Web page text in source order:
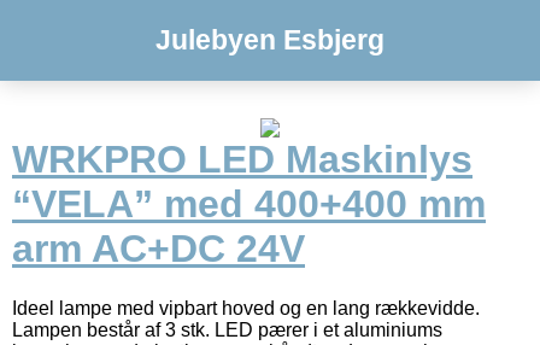
Julebyen Esbjerg
WRKPRO LED Maskinlys
“VELA” med 400+400 mm
arm AC+DC 24V
Ideel lampe med vipbart hoved og en lang rækkevidde.
Lampen består af 3 stk. LED pærer i et aluminiums